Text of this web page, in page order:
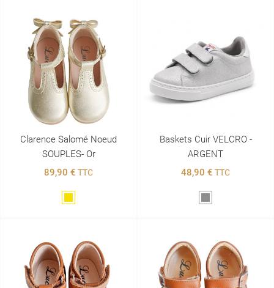
Clarence Salomé Noeud
SOUPLES- Or
89,90 € TTC
Baskets Cuir VELCRO -
ARGENT
48,90 € TTC